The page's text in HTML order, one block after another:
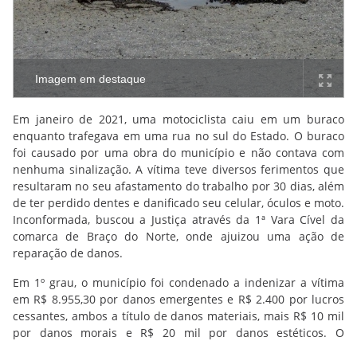
Imagem em destaque
Em janeiro de 2021, uma motociclista caiu em um buraco
enquanto trafegava em uma rua no sul do Estado. O buraco
foi causado por uma obra do município e não contava com
nenhuma sinalização. A vítima teve diversos ferimentos que
resultaram no seu afastamento do trabalho por 30 dias, além
de ter perdido dentes e danificado seu celular, óculos e moto.
Inconformada, buscou a Justiça através da 1ª Vara Cível da
comarca de Braço do Norte, onde ajuizou uma ação de
reparação de danos.
Em 1º grau, o município foi condenado a indenizar a vítima
em R$ 8.955,30 por danos emergentes e R$ 2.400 por lucros
cessantes, ambos a título de danos materiais, mais R$ 10 mil
por danos morais e R$ 20 mil por danos estéticos. O